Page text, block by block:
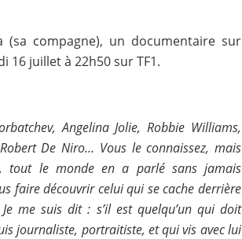
(sa compagne), un documentaire sur
16 juillet à 22h50 sur TF1.
Angelina Jolie, Robbie Williams,
De Niro… Vous le connaissez, mais
tout le monde en a parlé sans jamais
faire découvrir celui qui se cache derrière
me suis dit : s’il est quelqu’un qui doit
journaliste, portraitiste, et qui vis avec lui